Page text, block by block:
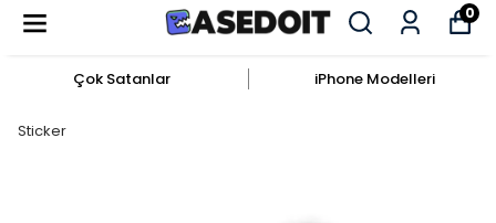
0
Çok Satanlar iPhone Modelleri
Sticker